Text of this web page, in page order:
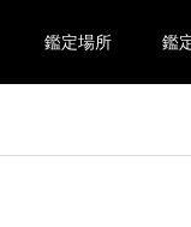
鑑定場所 鑑